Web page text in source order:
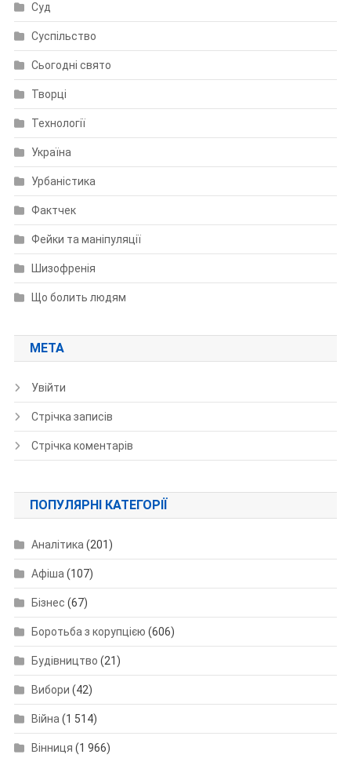
Суд
Суспільство
Сьогодні свято
Творці
Технології
Україна
Урбаністика
Фактчек
Фейки та маніпуляції
Шизофренія
Що болить людям
МЕТА
Увійти
Стрічка записів
Стрічка коментарів
ПОПУЛЯРНІ КАТЕГОРІЇ
Аналітика (201)
Афіша (107)
Бізнес (67)
Боротьба з корупцією (606)
Будівництво (21)
Вибори (42)
Війна (1 514)
Вінниця (1 966)